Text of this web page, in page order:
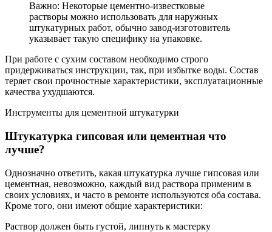
Важно: Некоторые цементно-известковые
растворы можно использовать для наружных
штукатурных работ, обычно завод-изготовитель
указывает такую специфику на упаковке.
При работе с сухим составом необходимо строго
придерживаться инструкции, так, при избытке воды. Состав
теряет свои прочностные характеристики, эксплуатационные
качества ухудшаются.
Инструменты для цементной штукатурки
Штукатурка гипсовая или цементная что
лучше?
Однозначно ответить, какая штукатурка лучше гипсовая или
цементная, невозможно, каждый вид раствора применим в
своих условиях, и часто в ремонте используются оба состава.
Кроме того, они имеют общие характеристики:
Раствор должен быть густой, липнуть к мастерку